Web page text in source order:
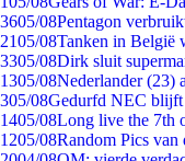
3605/08Pentagon
2105/08Tanken in België
3305/08Dirk sluit
1305/08Nederlander (23)
305/08Gedurfd NEC
1405/08Long live the 7th
1205/08Random Pics van